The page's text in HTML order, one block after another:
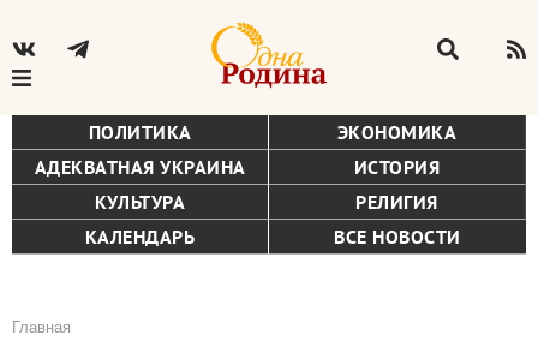
ПОЛИТИКА
ЭКОНОМИКА
АДЕКВАТНАЯ УКРАИНА
ИСТОРИЯ
КУЛЬТУРА
РЕЛИГИЯ
КАЛЕНДАРЬ
ВСЕ НОВОСТИ
Главная